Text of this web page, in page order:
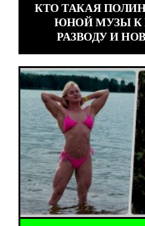
КТО ТАКАЯ
ЮНОЙ МУЗЫ К
РАЗВОДУ И